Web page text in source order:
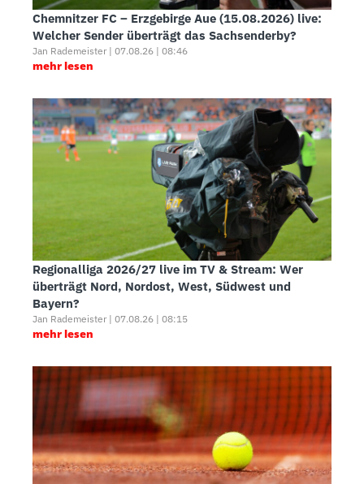
Chemnitzer FC – Erzgebirge Aue (15.08.2026) live:
Welcher Sender überträgt das Sachsenderby?
Jan Rademeister | 07.08.26 | 08:46
mehr lesen
Regionalliga 2026/27 live im TV & Stream: Wer
überträgt Nord, Nordost, West, Südwest und
Bayern?
Jan Rademeister | 07.08.26 | 08:15
mehr lesen